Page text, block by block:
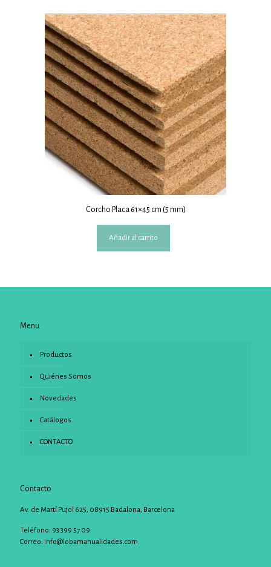
Corcho Placa 61×45 cm (5 mm)
Añadir al carrito
Menu
Productos
Quiénes Somos
Novedades
Catálogos
CONTACTO
Contacto
Av. de Martí Pujol 625, 08915 Badalona, Barcelona
Teléfono: 93 399 57 09
Correo: info@lobamanualidades.com